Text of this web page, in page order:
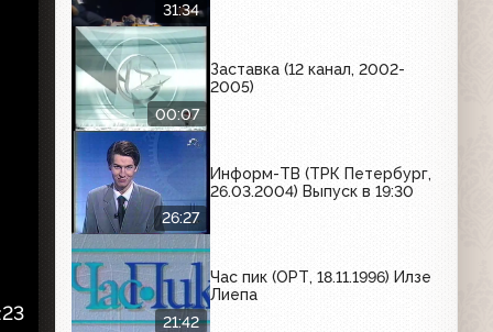
31:34
00:07
Заставка (12 канал, 2002-
2005)
26:27
Информ-ТВ (ТРК Петербург,
26.03.2004) Выпуск в 19:30
21:42
Час пик (ОРТ, 18.11.1996) Илзе
Лиепа